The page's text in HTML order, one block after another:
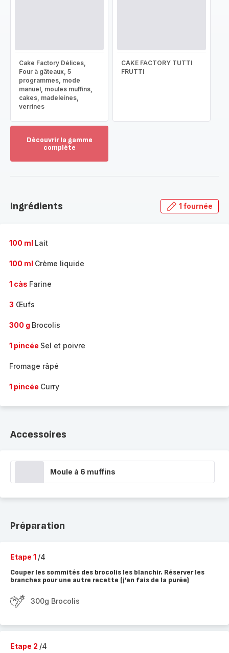
Cake Factory Délices,
Four à gâteaux, 5
programmes, mode
manuel, moules muffins,
cakes, madeleines,
verrines
CAKE FACTORY TUTTI
FRUTTI
Découvrir la gamme
complète
gamme
Ingrédients 1 fournée
100 ml Lait
100 ml Crème liquide
1 càs Farine
3 Œufs
300 g Brocolis
1 pincée Sel et poivre
Fromage râpé
1 pincée Curry
Accessoires
Moule à 6 muffins
Préparation
Etape 1 /4
Couper les sommités des brocolis les blanchir. Réserver les
branches pour une autre recette (j’en fais de la purée)
300g Brocolis
Etape 2 /4